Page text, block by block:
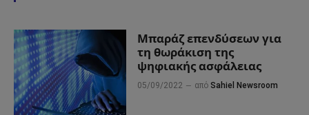
Μπαράζ επενδύσεων για
τη θωράκιση της
ψηφιακής ασφάλειας
05/09/2022 από Sahiel Newsroom